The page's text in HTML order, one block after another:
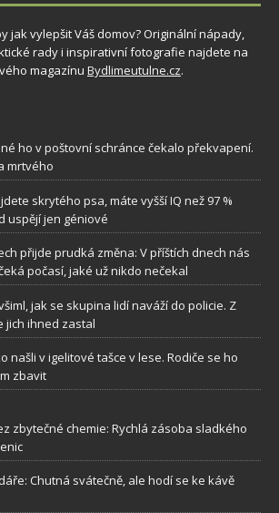
jak vylepšit Váš domov? Originální nápady,
rady i inspirativní fotografie najdete na
magazínu Bydlimeutulne.cz.
ho v poštovní schránce čekalo překvapení.
mrtvého
skrytého psa, máte vyšší IQ než 97 %
uspějí jen géniové
přijde prudká změna: V příštích dnech nás
počasí, jaké už nikdo nečekal
jak se skupina lidí naváží do policie. Z
jich ihned zastal
našli v igelitové tašce v lese. Rodiče se ho
zbavit
zbytečné chemie: Rychlá zásoba sladkého
Chutná svátečně, ale hodí se ke kávě